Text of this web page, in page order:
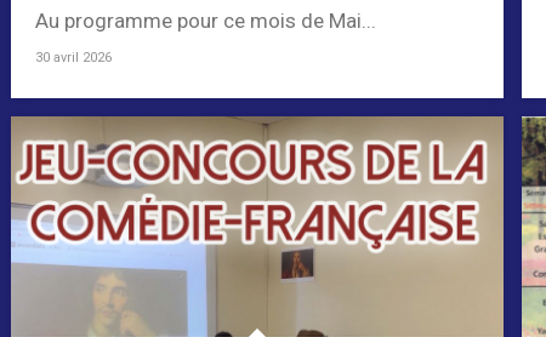
Au programme pour ce mois de Mai...
30 avril 2026